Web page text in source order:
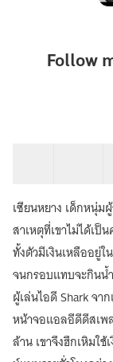
Follow
เซียนหยาง เด็กหนุ่
สาเหตุที่เขาไม่ได้เป็
ทั้งตัวมีเงินเหลืออยู่ใ
จนกรอบแทบจะกินน้
ผู้เล่นไอดี Shark จ
หน้าจอแอลอีดีดีสเพ
ล้าน เขาจึงฮึกเหิมใ